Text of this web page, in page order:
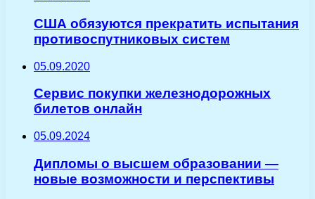
США обязуются прекратить испытания
противоспутниковых систем
05.09.2020
Сервис покупки железнодорожных
билетов онлайн
05.09.2024
Дипломы о высшем образовании —
новые возможности и перспективы